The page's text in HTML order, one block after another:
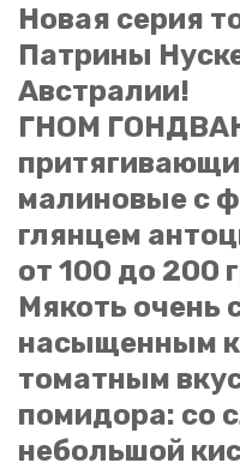
Новая серия
Патрины
Австралии!
ГНОМ
малиновые с
глянцем
от 100 до 200
Мякоть очень
насыщенным
томатным
помидора: со
небольшой
Ваше имя
Ваш отзыв